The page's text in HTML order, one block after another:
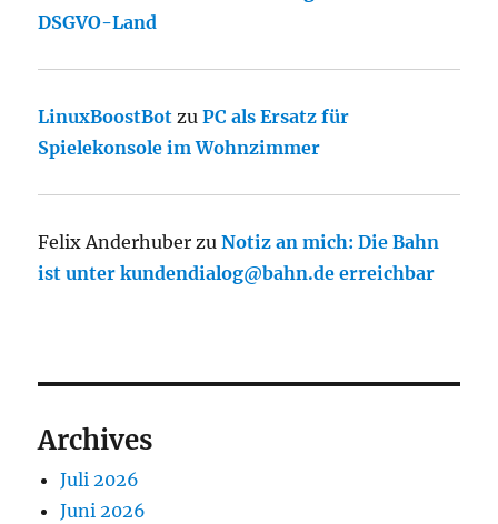
DSGVO-Land
LinuxBoostBot zuPC als Ersatz für
Spielekonsole im Wohnzimmer
Felix Anderhuber zuNotiz an mich: Die Bahn
ist unter kundendialog@bahn.de erreichbar
Archives
Juli 2026
Juni 2026